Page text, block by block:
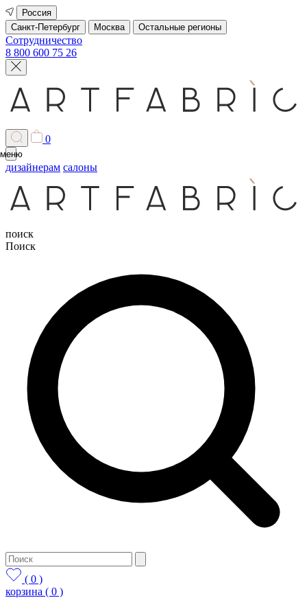
Россия
Санкт-Петербург
Москва Остальные регионы
Сотрудничество
8 800 600 75 26
0
меню
дизайнерам салоны
поиск
Поиск
( 0 )
корзина ( 0 )